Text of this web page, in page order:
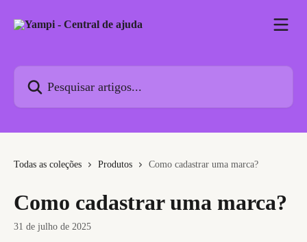
Todas as coleções Produtos Como cadastrar uma marca?
Como cadastrar uma marca?
31 de julho de 2025